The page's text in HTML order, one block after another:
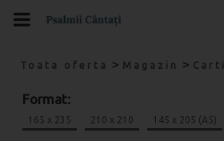
Toata oferta > Magazin > Carti
Format:
165 x 235 210 x 210 145 x 205 (A5)